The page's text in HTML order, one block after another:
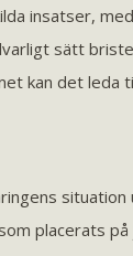
insatser,
sätt
kan det leda
placerats